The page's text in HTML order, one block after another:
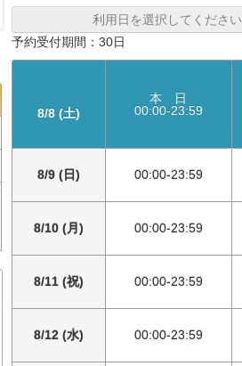
利用日を選択してください
予約受付期間：30日
8/8 (土)
本 日
00:00-23:59
8/9 (日) 00:00-23:59
8/10 (月) 00:00-23:59
8/11 (祝) 00:00-23:59
8/12 (水) 00:00-23:59